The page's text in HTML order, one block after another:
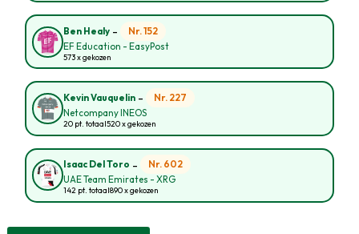
Ben Healy - Nr. 152
EF Education - EasyPost
573 x gekozen
Kevin Vauquelin - Nr. 227
Netcompany INEOS
20 pt. totaal520 x gekozen
Isaac Del Toro - Nr. 602
UAE Team Emirates - XRG
142 pt. totaal890 x gekozen